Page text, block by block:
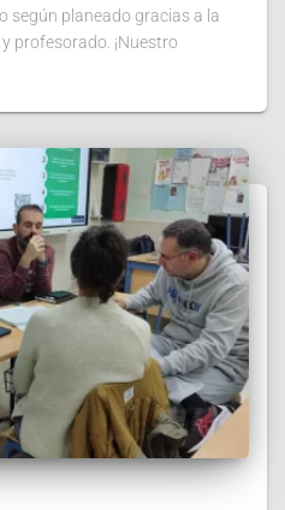
según planeado gracias a la
profesorado. ¡Nuestro